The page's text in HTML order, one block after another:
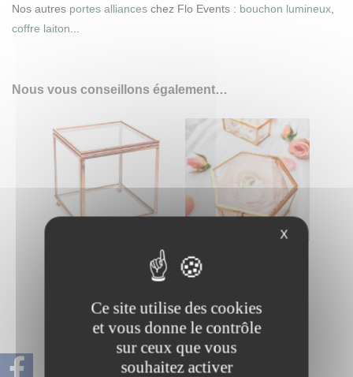
Nos autres portes alliances chez Flo Events : bouchon lumineux
coffre laiton
Nous vous conseillons également…
Boite en verre cuivré porte
Boîte hexagonale : porte
X
Ce site utilise des cookies
et vous donne le contrôle
sur ceux que vous
souhaitez activer